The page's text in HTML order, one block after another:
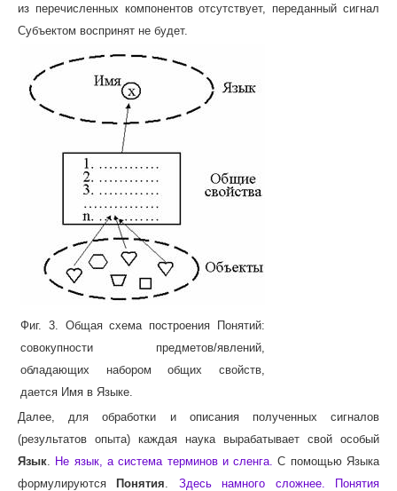
из перечисленных компонентов отсутствует, переданный сигнал
Субъектом воспринят не будет.
Фиг. 3. Общая схема построения Понятий:
совокупности предметов/явлений,
обладающих набором общих свойств,
дается Имя в Языке.
Далее, для обработки и описания полученных сигналов
(результатов опыта) каждая наука вырабатывает свой особый
Язык
Не язык, а система терминов и сленга.
С помощью Языка
формулируются
Понятия
Здесь намного сложнее. Понятия